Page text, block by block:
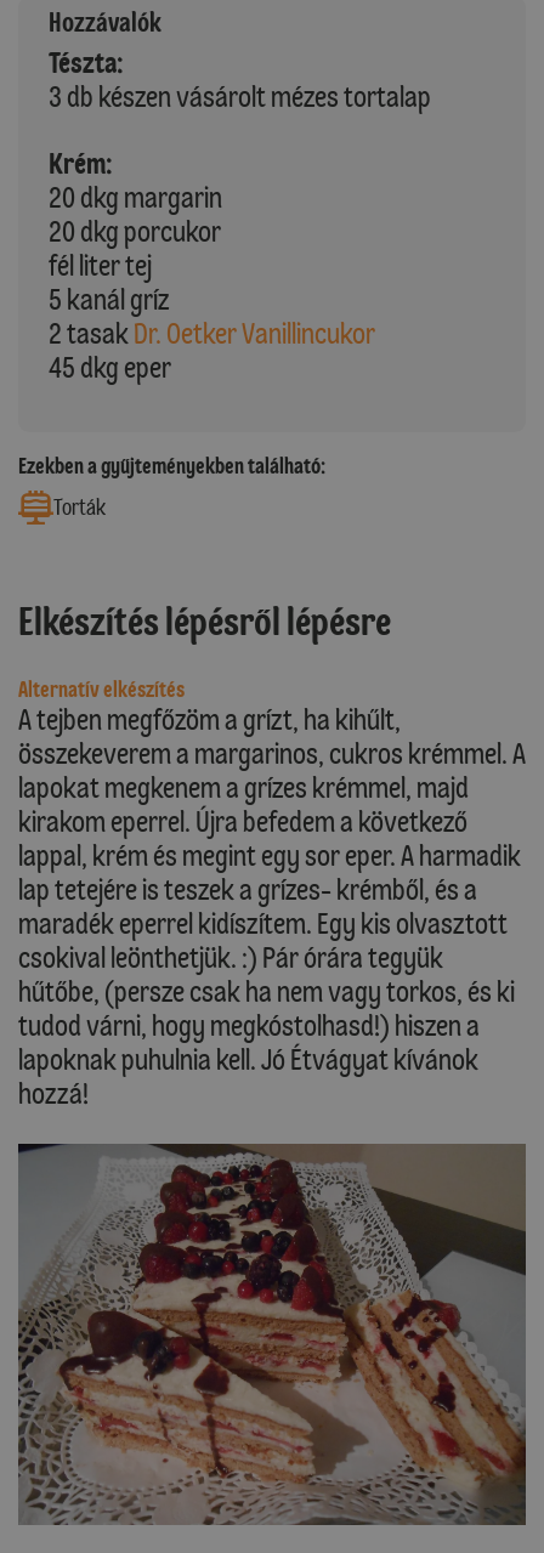
Hozzávalók
Tészta:
3 db készen vásárolt mézes tortalap
Krém:
20 dkg margarin
20 dkg porcukor
fél liter tej
5 kanál gríz
2 tasak Dr. Oetker Vanillincukor
45 dkg eper
Ezekben a gyűjteményekben található:
Torták
Elkészítés lépésről lépésre
Alternatív elkészítés
A tejben megfőzöm a grízt, ha kihűlt,
összekeverem a margarinos, cukros krémmel. A
lapokat megkenem a grízes krémmel, majd
kirakom eperrel. Újra befedem a következő
lappal, krém és megint egy sor eper. A harmadik
lap tetejére is teszek a grízes- krémből, és a
maradék eperrel kidíszítem. Egy kis olvasztott
csokival leönthetjük. :) Pár órára tegyük
hűtőbe, (persze csak ha nem vagy torkos, és ki
tudod várni, hogy megkóstolhasd!) hiszen a
lapoknak puhulnia kell. Jó Étvágyat kívánok
hozzá!